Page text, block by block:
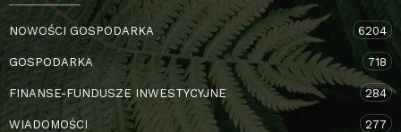
NOWOŚCI GOSPODARKA 6204
GOSPODARKA 718
FINANSE-FUNDUSZE INWESTYCYJNE 284
WIADOMOŚCI 277